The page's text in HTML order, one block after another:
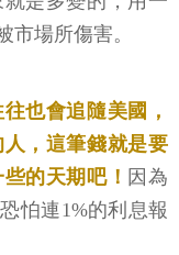
市場所傷害。
也會追隨美國，
，這筆錢就是要
的天期吧！ 因為
怕連1%的利息報